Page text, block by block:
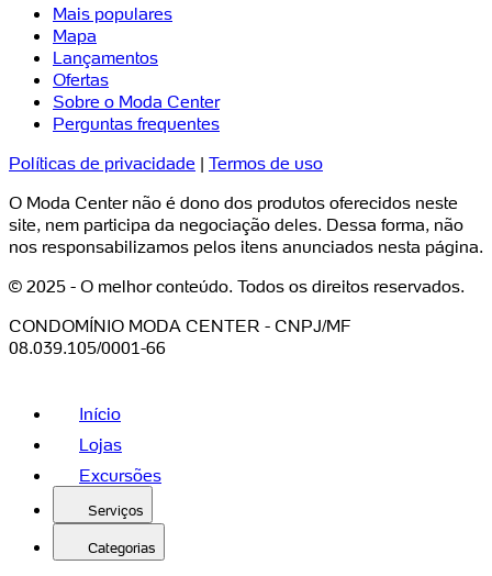
Mais populares
Mapa
Lançamentos
Ofertas
Sobre o Moda Center
Perguntas frequentes
Políticas de privacidade | Termos de uso
O Moda Center não é dono dos produtos oferecidos neste
site, nem participa da negociação deles. Dessa forma, não
nos responsabilizamos pelos itens anunciados nesta página.
© 2025 - O melhor conteúdo. Todos os direitos reservados.
CONDOMÍNIO MODA CENTER - CNPJ/MF
08.039.105/0001-66
Início
Lojas
Excursões
Serviços
Categorias